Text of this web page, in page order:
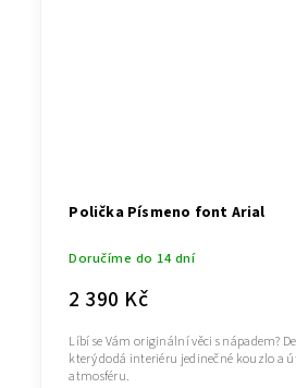
Polička Písmeno font Arial
Doručíme do 14 dní
2 390 Kč
Líbí se Vám originální věci s nápadem?
který dodá interiéru jedinečné kouzlo a
atmosféru.